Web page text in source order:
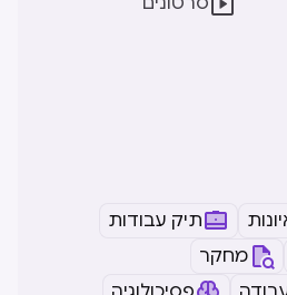
תיק עבודות
מחקר